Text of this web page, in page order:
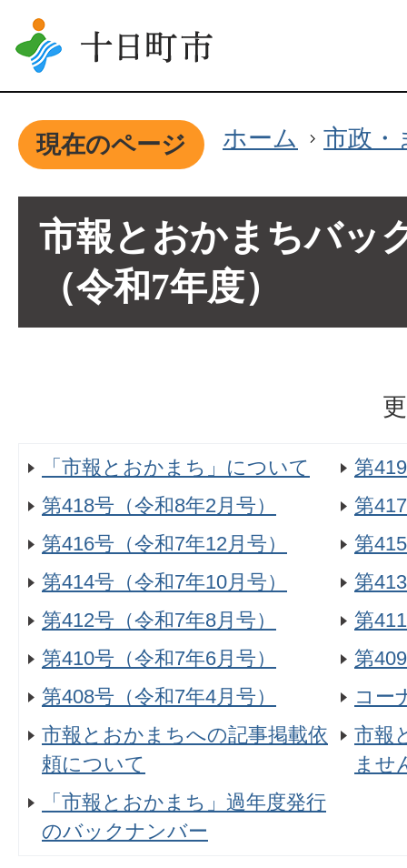
現在のページ ホーム 市政・
市報とおかまちバッ
（令和7年度）
「市報とおかまち」について
第
第418号（令和8年2月号）
第
第416号（令和7年12月号）
第
第414号（令和7年10月号）
第
第412号（令和7年8月号）
第
第410号（令和7年6月号）
第
第408号（令和7年4月号）
コー
市報とおかまちへの記事掲載依
頼について
市報
ませ
「市報とおかまち」過年度発行
のバックナンバー